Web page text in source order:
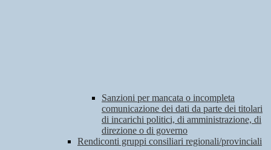
Sanzioni per mancata o incompleta
comunicazione dei dati da parte dei titolari
di incarichi politici, di amministrazione, di
direzione o di governo
Rendiconti gruppi consiliari regionali/provinciali